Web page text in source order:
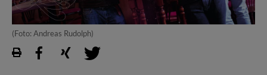
(Foto: Andreas Rudolph)